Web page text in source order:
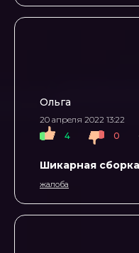
Ольга
20 апреля 2022 13:22
4
0
Шикарная
жалоба